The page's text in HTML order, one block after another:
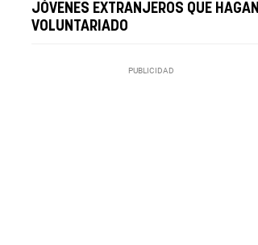
JÓVENES EXTRANJEROS QUE HAGAN
VOLUNTARIADO